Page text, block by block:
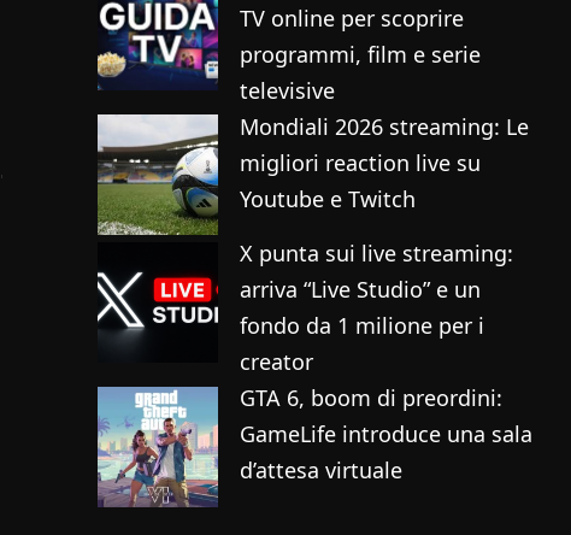
TV online per scoprire
programmi, film e serie
televisive
Mondiali 2026 streaming: Le
migliori reaction live su
Youtube e Twitch
X punta sui live streaming:
arriva “Live Studio” e un
fondo da 1 milione per i
creator
GTA 6, boom di preordini:
GameLife introduce una sala
d’attesa virtuale